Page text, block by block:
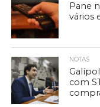
Pane
vários
NOTAS
com